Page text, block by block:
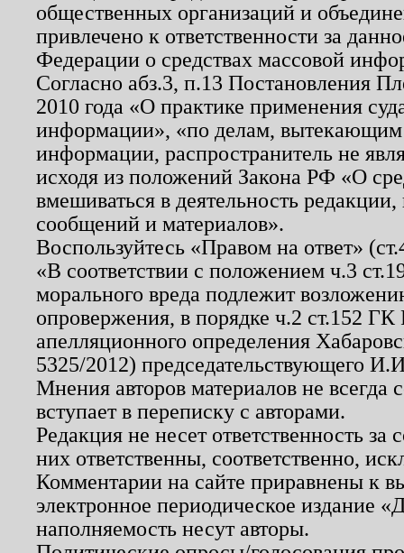
общественных организаций и
привлечено к ответственности за
Федерации о средствах массовой
Согласно абз.3, п.13 Постановления
2010 года «О практике применения
информации», «по делам, вытекающим
информации, распространитель не
исходя из положений Закона РФ «О
вмешиваться в деятельность
сообщений и материалов».
Воспользуйтесь «Правом на ответ»
«В соответствии с положением ч.3
морального вреда подлежит
опровержения, в порядке ч.2 ст.152
апелляционного определения
5325/2012) председательствующего
Мнения авторов материалов не
вступает в переписку с авторами.
Редакция не несет ответственность
них ответственны, соответственно,
Комментарии на сайте приравнены к
электронное периодическое издание
наполняемость несут авторы.